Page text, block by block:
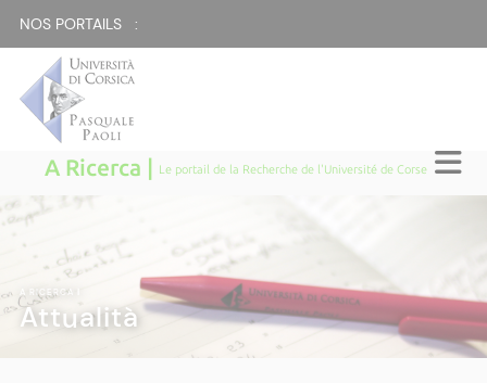
NOS PORTAILS :
A Ricerca | Le portail de la Recherche de l'Université de Corse
A RICERCA
Attualità